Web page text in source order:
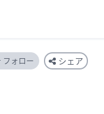
フォロー シェア